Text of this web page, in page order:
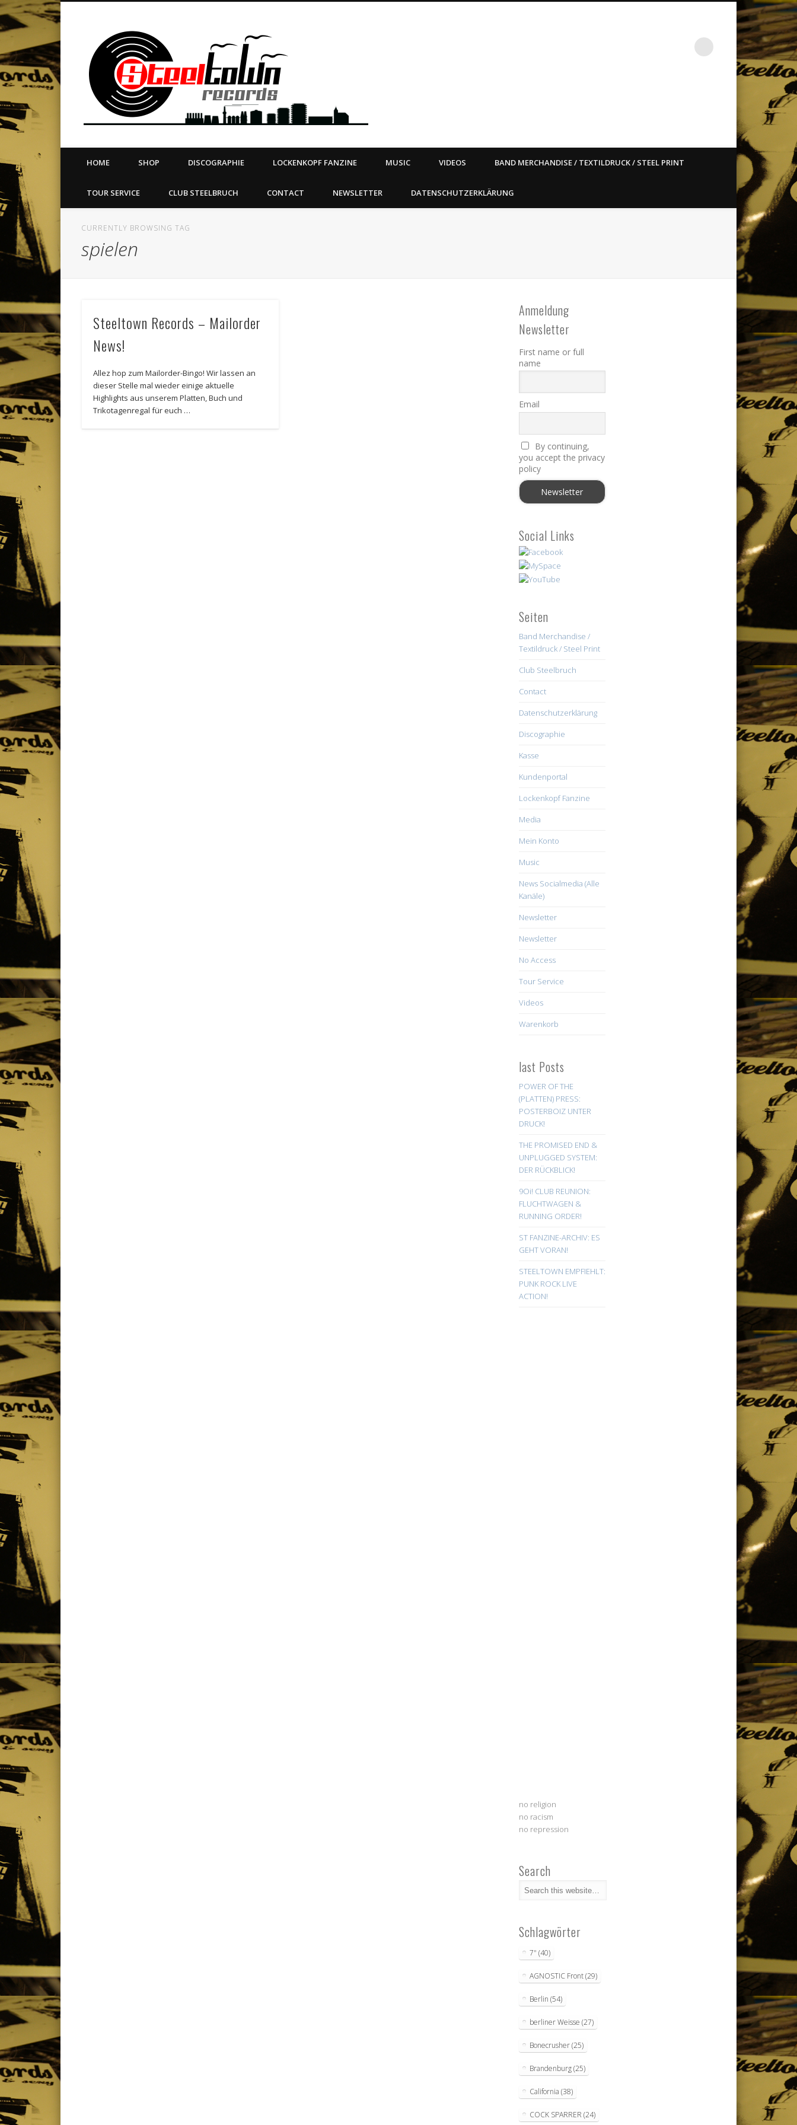
Steeltown Records – East ain`t dead so straight
LABEL | MERCH | PRINT | DIY | FANZINE | TOURSERVICE | BOOKING
VimeoDribble LinkedIn
HOME SHOP DISCOGRAPHIE LOCKENKOPF FANZINE MUSIC VIDEOS BAND MERCHANDISE / TEXTILDRUCK / STEEL PRINT
TOUR SERVICE CLUB STEELBRUCH CONTACT NEWSLETTER DATENSCHUTZERKLÄRUNG
CURRENTLY BROWSING TAG
spielen
Steeltown Records – Mailorder
News!
Allez hop zum Mailorder-Bingo! Wir lassen an
dieser Stelle mal wieder einige aktuelle
Highlights aus unserem Platten, Buch und
Trikotagenregal für euch …
Anmeldung
Newsletter
First name or full
name
Email
By continuing,
you accept the privacy
policy
Social Links
Seiten
Band Merchandise /
Textildruck / Steel Print
Club Steelbruch
Contact
Datenschutzerklärung
Discographie
Kasse
Kundenportal
Lockenkopf Fanzine
Media
Mein Konto
Music
News Socialmedia (Alle
Kanäle)
Newsletter
Newsletter
No Access
Tour Service
Videos
Warenkorb
last Posts
POWER OF THE
(PLATTEN) PRESS:
POSTERBOIZ UNTER
DRUCK!
THE PROMISED END &
UNPLUGGED SYSTEM:
DER RÜCKBLICK!
9Oi! CLUB REUNION:
FLUCHTWAGEN &
RUNNING ORDER!
ST FANZINE-ARCHIV: ES
GEHT VORAN!
STEELTOWN EMPFIEHLT:
PUNK ROCK LIVE
ACTION!
no religion
no racism
no repression
Search
Schlagwörter
7" (40)
AGNOSTIC Front(29)
Berlin (54)
berliner Weisse (27)
Bonecrusher(25)
Brandenburg(25)
California (38)
COCK SPARRER (24)